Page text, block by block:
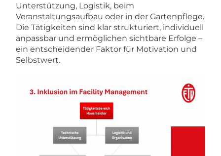
Unterstützung, Logistik, beim
Veranstaltungsaufbau oder in der Gartenpflege.
Die Tätigkeiten sind klar strukturiert, individuell
anpassbar und ermöglichen sichtbare Erfolge –
ein entscheidender Faktor für Motivation und
Selbstwert.